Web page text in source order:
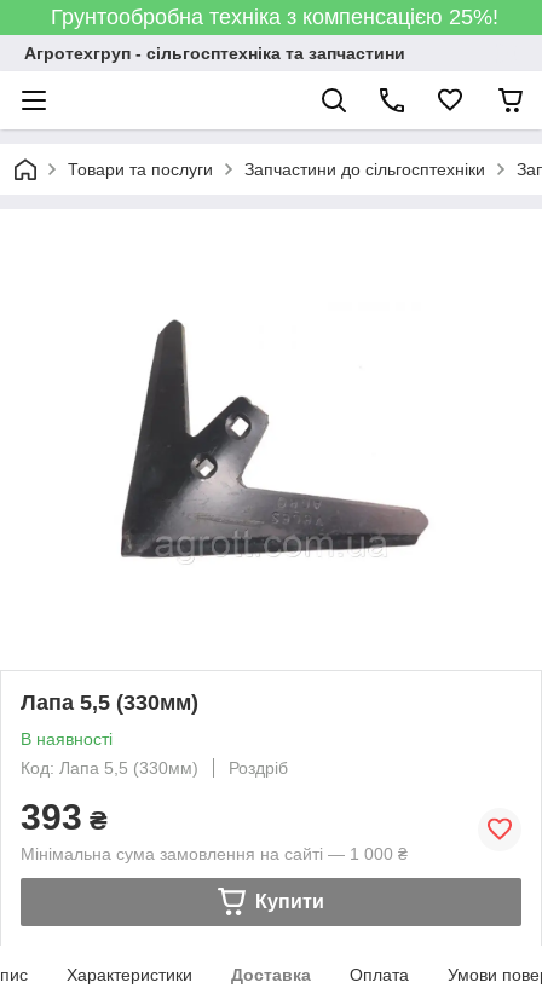
Грунтообробна техніка з компенсацією 25%!
Агротехгруп - сільгосптехніка та запчастини
Товари та послуги Запчастини до сільгосптехніки
Лапа 5,5 (330мм)
В наявності
Код: Лапа 5,5 (330мм)
Роздріб
393 ₴
Мінімальна сума замовлення на сайті — 1 000 ₴
Купити
Характеристики Доставка Оплата Умови